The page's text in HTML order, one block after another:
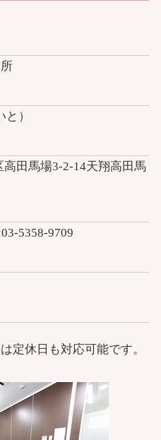
）
高田馬場3-2-14天翔高田馬
5358-9709
定休日も対応可能です。